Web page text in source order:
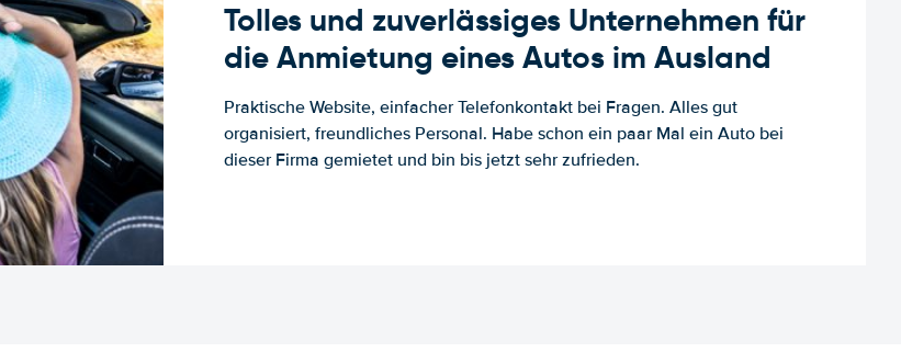
Tolles und zuverlässiges Unternehmen für
die Anmietung eines Autos im Ausland
Praktische Website, einfacher Telefonkontakt bei Fragen. Alles gut
organisiert, freundliches Personal. Habe schon ein paar Mal ein Auto bei
dieser Firma gemietet und bin bis jetzt sehr zufrieden.